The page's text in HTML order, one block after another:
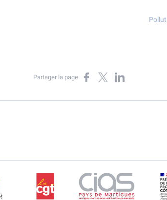
Partager la page Partager sur Facebook
Partager sur XPartager sur LinkedIn
l'Etang CIAS